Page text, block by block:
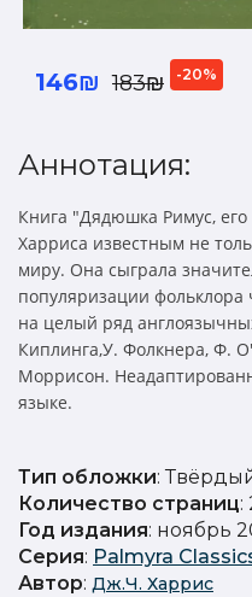
146₪ 183₪ -20%
Аннотация:
Книга "Дядюшка Римус, его
Харриса известным не
миру. Она сыграла
популяризации фольклора
на целый ряд
Киплинга,У. Фолкнера, Ф.
Моррисон.
языке.
Тип обложки:
Количество страниц:
Год издания: ноябрь
Серия: Palmyra
Автор: Дж.Ч. Харрис